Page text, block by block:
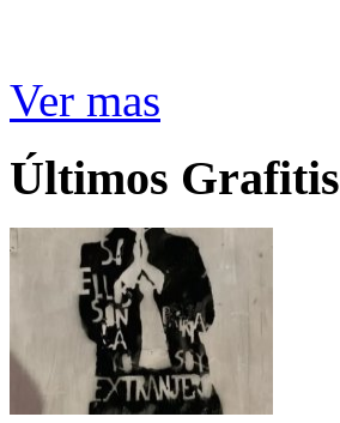
Ver mas
Últimos Grafitis